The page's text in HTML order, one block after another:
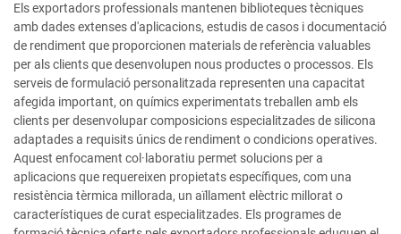
Els exportadors professionals mantenen biblioteques tècniques
amb dades extenses d'aplicacions, estudis de casos i documentació
de rendiment que proporcionen materials de referència valuables
per als clients que desenvolupen nous productes o processos. Els
serveis de formulació personalitzada representen una capacitat
afegida important, on químics experimentats treballen amb els
clients per desenvolupar composicions especialitzades de silicona
adaptades a requisits únics de rendiment o condicions operatives.
Aquest enfocament col·laboratiu permet solucions per a
aplicacions que requereixen propietats específiques, com una
resistència tèrmica millorada, un aïllament elèctric millorat o
característiques de curat especialitzades. Els programes de